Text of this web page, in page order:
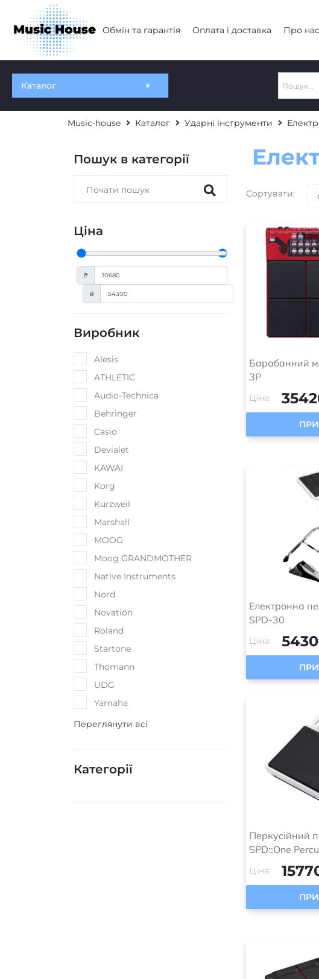
Обмін та гарантія Оплата і доставка Про нас
Каталог
Music-house Каталог Ударні інструменти
Пошук в категорії
Ціна
₴
₴
Виробник
Alesis
ATHLETIC
Audio-Technica
Behringer
Casio
Devialet
KAWAI
Korg
Kurzweil
Marshall
MOOG
Moog GRANDMOTHER
Native Instruments
Nord
Novation
Roland
Startone
Thomann
UDG
Yamaha
Переглянути всі
Категорії
Сортувати:
Барабанний
3P
Ціна:
Електронна
SPD-30
Ціна:
Перкусійний
SPD::One
Ціна: